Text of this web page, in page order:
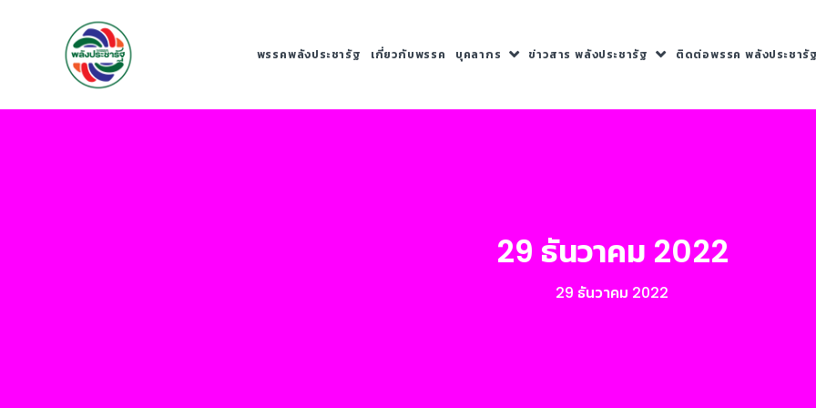
พรรคพลังประชารัฐ เกี่ยวกับพรรค บุคลากร ข่าวสาร พลังประชารัฐ ติดต่อพรรค พลังประชารัฐ
29 ธันวาคม 2022
29 ธันวาคม 2022